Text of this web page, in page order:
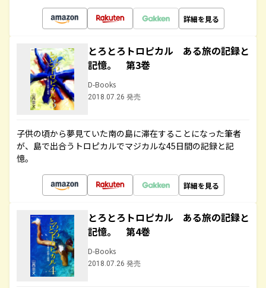
詳細を見る
とろとろトロピカル ある旅の記録と
記憶。 第3巻
D-Books
2018.07.26 発売
子供の頃から夢見ていた南の島に滞在することになった筆者
が、島で出合うトロピカルでマジカルな45日間の記録と記
憶。
詳細を見る
とろとろトロピカル ある旅の記録と
記憶。 第4巻
D-Books
2018.07.26 発売